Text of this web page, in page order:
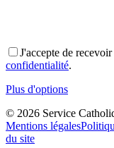
J'accepte de
confidentialité.
Plus d'options
© 2026 Service
Mentions légales
du site